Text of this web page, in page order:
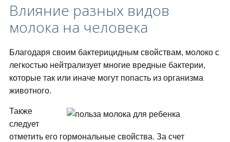
Влияние разных видов
молока на человека
Благодаря своим бактерицидным свойствам, молоко с
легкостью нейтрализует многие вредные бактерии,
которые так или иначе могут попасть из организма
животного.
Также
следует
отметить его гормональные свойства. За счет